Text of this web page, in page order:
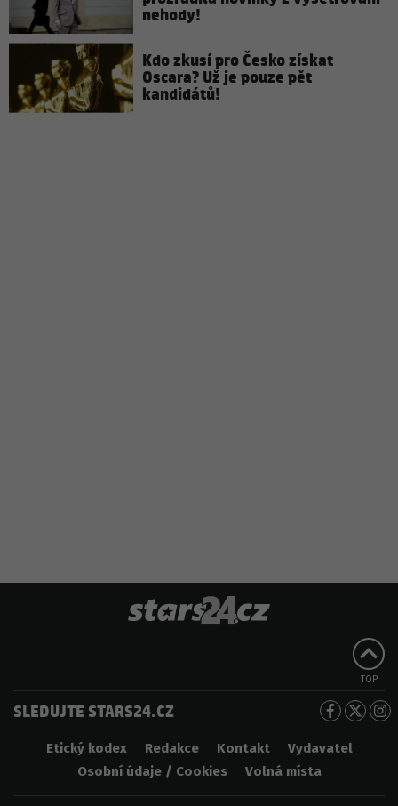
nehody!
Kdo zkusí pro Česko získat
Oscara? Už je pouze pět
kandidátů!
TOP
SLEDUJTE STARS24.CZ
Etický kodex Redakce Kontakt
Vydavatel
Osobní údaje / Cookies
Volná místa